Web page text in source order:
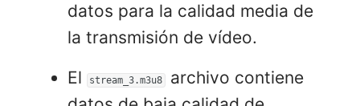
datos para la calidad media de
la transmisión de vídeo.
El
stream_3.m3u8 archivo contiene